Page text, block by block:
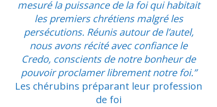
mesuré la puissance de la foi qui habitait
les premiers chrétiens malgré les
persécutions. Réunis autour de l’autel,
nous avons récité avec confiance le
Credo, conscients de notre bonheur de
pouvoir proclamer librement notre foi.”
Les chérubins préparant leur profession
de foi